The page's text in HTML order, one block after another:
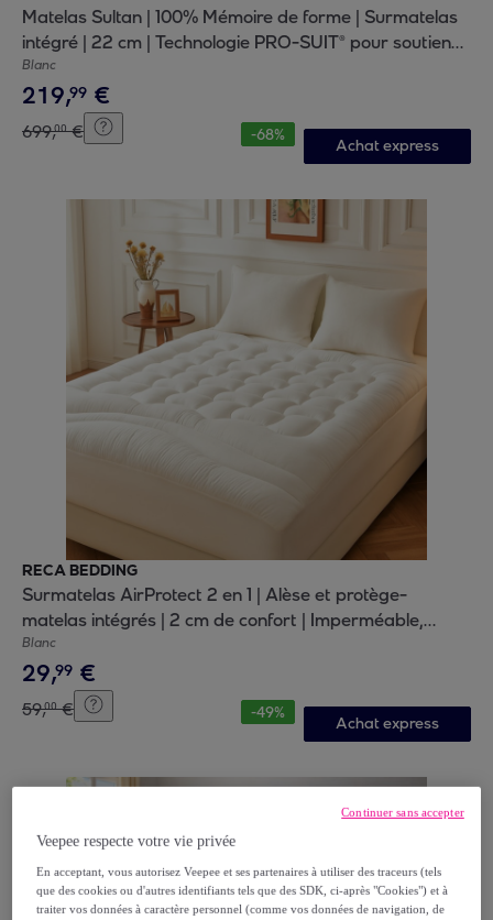
Matelas Sultan | 100% Mémoire de forme | Surmatelas
intégré | 22 cm | Technologie PRO-SUIT® pour soutien
progressif
Blanc
219,99 €
699,00 € -68%
Achat express
RECA BEDDING
Surmatelas AirProtect 2 en 1 | Alèse et protège-
matelas intégrés | 2 cm de confort | Imperméable,
moelleux, aéré, hypoallergénique
Blanc
29,99 €
59,00 € -49%
Achat express
Veepee respecte votre vie privée
En acceptant, vous autorisez Veepee et ses partenaires à utiliser des traceurs (tels
que des cookies ou d'autres identifiants tels que des SDK, ci-après "Cookies") et à
traiter vos données à caractère personnel (comme vos données de navigation, de
Continuer sans accepter